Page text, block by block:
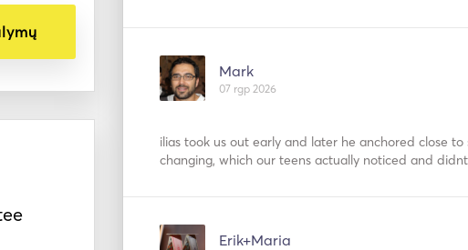
Mark
07 rgp 2026
ilias took us out early and later he anchored close
changing, which our teens actually noticed and
Erik+Maria